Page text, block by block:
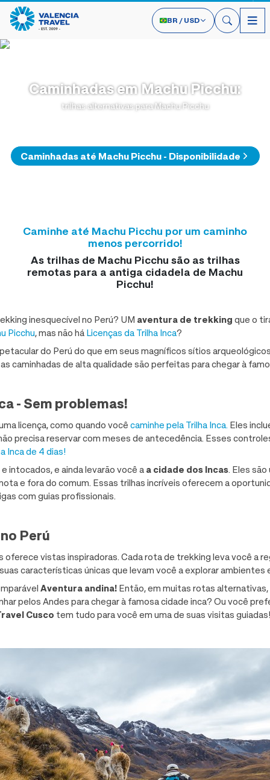
BR / USD
Caminhadas em Machu Picchu:
trilhas alternativas para Machu Picchu
Caminhadas até Machu Picchu - Disponibilidade
Caminhe até Machu Picchu por um caminho
menos percorrido!
As trilhas de Machu Picchu são as trilhas
remotas para a antiga cidadela de Machu
Picchu!
inesquecível no Perú? UM aventura de trekking que o
Picchu, mas não há Licenças da Trilha Inca?
do Perú do que em seus magníficos sítios
caminhadas de alta qualidade são perfeitas para chegar à
- Sem problemas!
licença, como quando você caminhe pela Trilha Inca. Eles
precisa reservar com meses de antecedência. Esses
Inca de 4 dias!
intocados, e ainda levarão você a a cidade dos Incas. Eles
e fora do comum. Essas trilhas incríveis oferecem a
com guias profissionais.
Perú
oferece vistas inspiradoras. Cada rota de trekking leva você a
características únicas que levam você a explorar
Aventura andina! Então, em muitas rotas
pelos Andes para chegar à famosa cidade inca? Ou você
Cusco tem tudo para você em uma de suas visitas guiadas!